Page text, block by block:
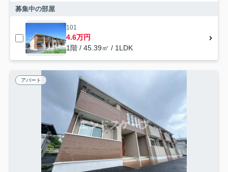
募集中の部屋
101
4.6万円
1階 / 45.39㎡ / 1LDK
アパート